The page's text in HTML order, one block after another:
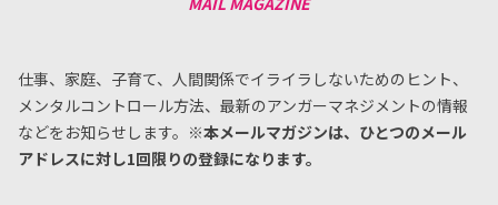
仕事、家庭、子育て、人間関係でイライラしないためのヒント、
メンタルコントロール方法、 最新のアンガーマネジメントの情報
などをお知らせします。 ※本メールマガジンは、ひとつのメール
アドレスに対し1回限りの登録になります。